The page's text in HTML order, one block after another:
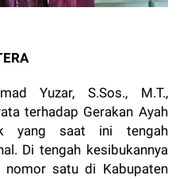
Yuzar, S.Sos., M.T.,
terhadap Gerakan Ayah
yang saat ini tengah
Di tengah kesibukannya
nomor satu di Kabupaten